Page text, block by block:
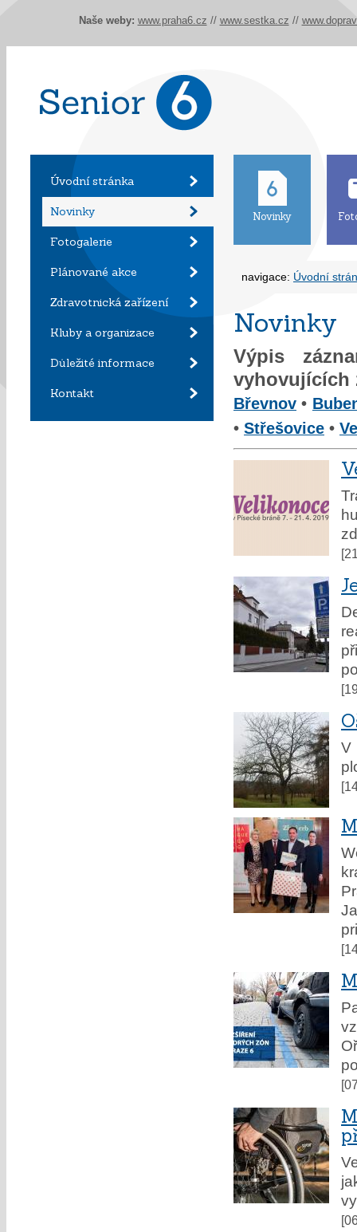
Úvodní stránka
Novinky
Fotogalerie
Plánované akce
Zdravotnická zařízení
Kluby a organizace
Důležité informace
Kontakt
Novinky
navigace: Úvodní
Novinky
Výpis
vyhovujících
Břevnov •
• Střešovice •
V
Naše weby: www.praha6.cz // www.sestka.cz //